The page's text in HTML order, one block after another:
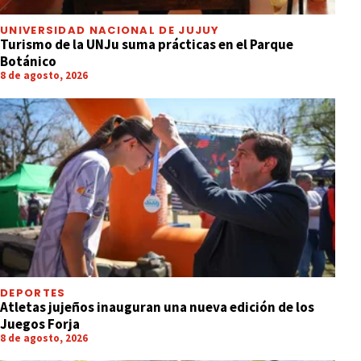
UNIVERSIDAD NACIONAL DE JUJUY
Turismo de la UNJu suma prácticas en el Parque
Botánico
8 de agosto, 2026
DEPORTES
Atletas jujeños inauguran una nueva edición de los
Juegos Forja
8 de agosto, 2026